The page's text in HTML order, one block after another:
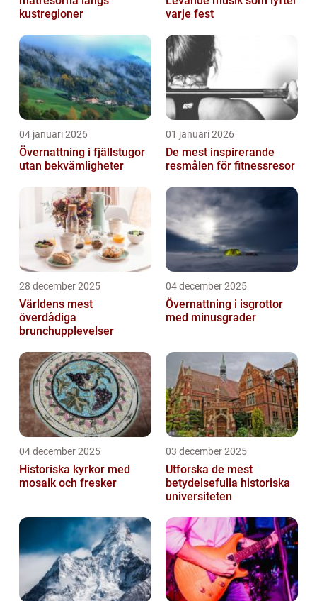
kustregioner
varje fest
04 januari 2026
Övernattning i fjällstugor
utan bekvämligheter
01 januari 2026
De mest inspirerande
resmålen för fitnessresor
28 december 2025
Världens mest
överdådiga
brunchupplevelser
04 december 2025
Övernattning i isgrottor
med minusgrader
04 december 2025
Historiska kyrkor med
mosaik och fresker
03 december 2025
Utforska de mest
betydelsefulla historiska
universiteten